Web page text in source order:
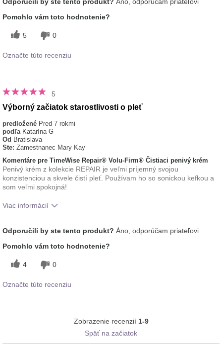
používaním tohto
prípravku?
Osviežujúci, Príjemný pocit na
pokožke
Pomohlo vám toto hodnotenie?
5 0
Označte túto recenziu
5
Výborný začiatok starostlivosti o pleť
predložené Pred 7 rokmi
podľa Katarína G
Od Bratislava
Ste: Zamestnanec Mary Kay
Komentáre pre TimeWise Repair® Volu-Firm® Čistiaci penivý krém
Penivý krém z kolekcie REPAIR je veľmi príjemný svojou
konzistenciou a skvele čistí pleť. Používam ho so sonickou kefkou a
som veľmi spokojná!
Viac informácií
s používaním tohto
prípravku?
vstrebáva, Osviežujúci, Príjemný pocit
na pokožke
Odporučili by ste tento produkt? Áno, odporúčam priateľovi
Pomohlo vám toto hodnotenie?
4 0
Označte túto recenziu
Zobrazenie recenzií 1-9
Späť na začiatok